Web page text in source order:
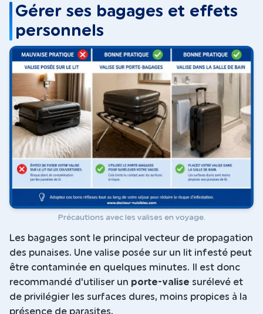
Gérer ses bagages et effets
personnels
Précautions avec les valises en voyage.
Les bagages sont le principal vecteur de propagation
des punaises. Une valise posée sur un lit infesté peut
être contaminée en quelques minutes. Il est donc
recommandé d'utiliser un porte-valise surélevé et
de privilégier les surfaces dures, moins propices à la
présence de parasites.